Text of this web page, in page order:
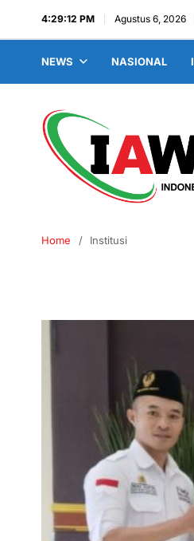
4:29:12 PM Agustus 6, 2026
NEWS NASIONAL
Home Institusi